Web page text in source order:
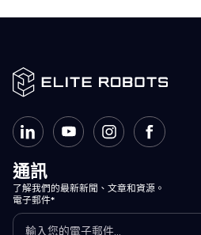
通訊
了解我們的最新新聞、文章和資源。
電子郵件*